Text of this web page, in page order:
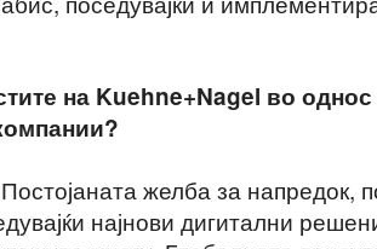
на Kuehne+Nagel во однос
Постојаната желба за напредок,
најнови дигитални